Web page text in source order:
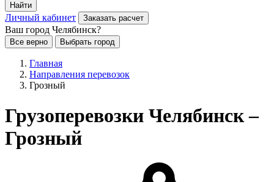
Найти
Личный кабинет Заказать расчет
Ваш город Челябинск?
Все верно Выбрать город
Главная
Направления перевозок
Грозный
Грузоперевозки Челябинск –
Грозный